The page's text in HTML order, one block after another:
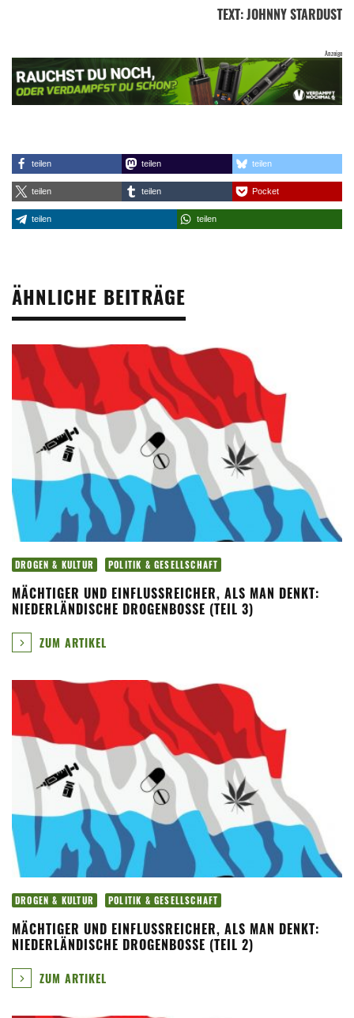
TEXT:JOHNNY STARDUST
teilen teilen teilen
teilen teilen Pocket
teilen teilen
ÄHNLICHE BEITRÄGE
DROGEN & KULTUR POLITIK & GESELLSCHAFT
MÄCHTIGER UND EINFLUSSREICHER, ALS MAN DENKT:
NIEDERLÄNDISCHE DROGENBOSSE (TEIL 3)
ZUM ARTIKEL
DROGEN & KULTUR POLITIK & GESELLSCHAFT
MÄCHTIGER UND EINFLUSSREICHER, ALS MAN DENKT:
NIEDERLÄNDISCHE DROGENBOSSE (TEIL 2)
ZUM ARTIKEL